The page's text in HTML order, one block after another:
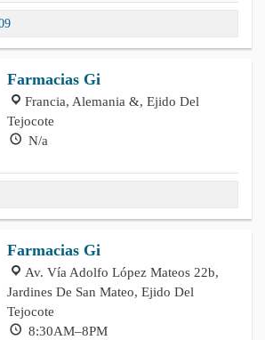
Farmacias Gi
Francia, Alemania &, Ejido Del
Tejocote
N/a
Farmacias Gi
Av. Vía Adolfo López Mateos 22b,
Jardines De San Mateo, Ejido Del
Tejocote
8:30AM–8PM